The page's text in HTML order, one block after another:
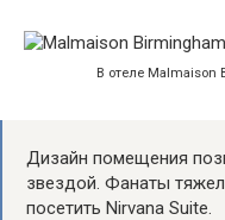
В отеле Malmaison
Дизайн помещения
звездой. Фанаты
посетить Nirvana Suite.